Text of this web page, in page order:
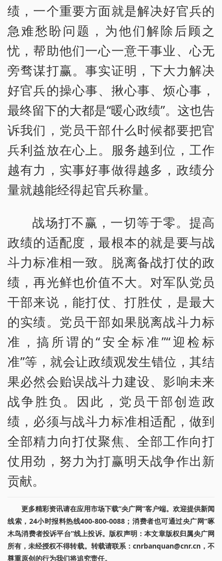
绩，一个重要方面就是解决好官兵的
急难愁盼问题，为他们解除后顾之
忧，帮助他们一心一意干事业、心无
旁骛谋打赢。事实证明，下大力解决
好官兵的操心事、揪心事、烦心事，
最终留下的大都是“暖心政绩”。这也告
诉我们，党员干部什么时候都要把官
兵利益放在心上。服务越到位，工作
越有力，实事好事做得越多，政绩分
量就越能经得起官兵称量。
战场打不赢，一切等于零。提高
政绩的适配度，最根本的就是要与战
斗力标准相一致。脱离备战打仗的政
绩，再光鲜也价值不大。对军队党员
干部来说，能打仗、打胜仗，是最大
的实绩。党员干部如果脱离战斗力标
准，搞所谓的“安全标准”“迎检标
准”等，就会让政绩观发生错位，其结
果必然会贻误战斗力建设、影响未来
战争胜负。因此，党员干部创造政
绩，必须与战斗力标准相适配，做到
全部精力向打仗聚焦、全部工作向打
仗用劲，努力为打赢明天战争作出新
贡献。
更多精彩资讯请在应用市场下载“央广网”客户端。欢迎提供新闻
线索，24小时报料热线400-800-0088；消费者也可通过央广网“啄
木鸟消费者投诉平台”线上投诉。版权声明：本文章版权归属央广网
所有，未经授权不得转载。转载请联系：cnrbanquan@cnr.cn，不
尊重原创的行为我们将追究责任。